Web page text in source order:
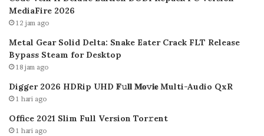
MediaFire 2026
12 jam ago
Metal Gear Solid Delta: Snake Eater Crack FLT Release
Bypass Steam for Desktop
18 jam ago
Digger 2026 HDRip UHD 𝐅𝚞𝐥𝐥 𝐌𝐨𝚟𝐢𝐞 Multi-Audio QxR
1 hari ago
Office 2021 Slim Full Version Tor𝚛ent
1 hari ago